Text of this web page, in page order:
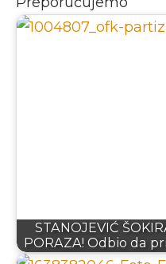
STANOJEVIĆ
PORAZA! Odbio da